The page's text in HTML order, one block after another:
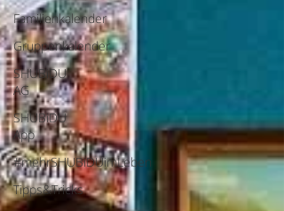
Familienkalender
Gruppenkalender
SHUBiDU
AG
SHUBiDU
App
#mehrSHUBiDUimLeben
Tipps&Tricks